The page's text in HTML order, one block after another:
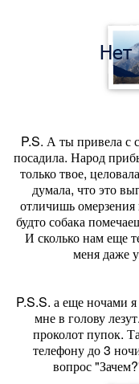
P.S. А ты привела с
посадила. Народ
только твое,
думала, что это
отличишь омерзения
будто собака
И сколько нам еще
меня даже
P.S.S. а еще ночами
мне в голову
проколот пупок.
телефону до 3
вопрос